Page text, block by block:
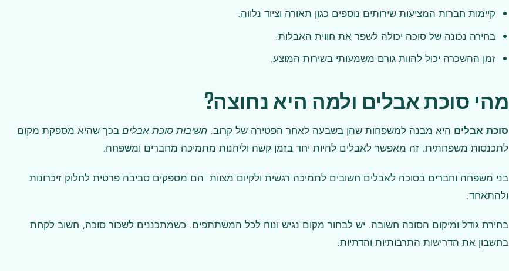
קיימות חברות המציעות שירותים נוספים כגון תאורה וציוד נלווה.
בחירה נכונה של סוכה יכולה לשפר את חווית האבלות.
זמן ההשכרה יכול להוות גורם משמעותי בשירות המוצע.
מהי סוכת אבלים ולמה היא נחוצה?
סוכת אבלים היא מבנה למשפחות שהן בשבעה לאחר הפטירה של קרוב. חשיבות סוכת אבליםבכך שהיא מספקת מקום
לתכנסות משפחתית. זה מאפשר לאבלים להיות יחד בזמן קשה וליהנות מתמיכה מחברים ומשפחה.
בני משפחה וחברים בסוכה לאבלים חשובים לתמיכה רגשית ולקיום מצוות. הם מספקים סביבה פרטית לחלוק זיכרונות
ולהתאחד.
בחירת גודל ומיקום הסוכה חשובה. יש לבחור מקום נגיש ונוח לכל המשתתפים. כשמתכננים לשכור סוכה, חשוב לקחת
בחשבון את הדרישות התרבותיות והדתיות.